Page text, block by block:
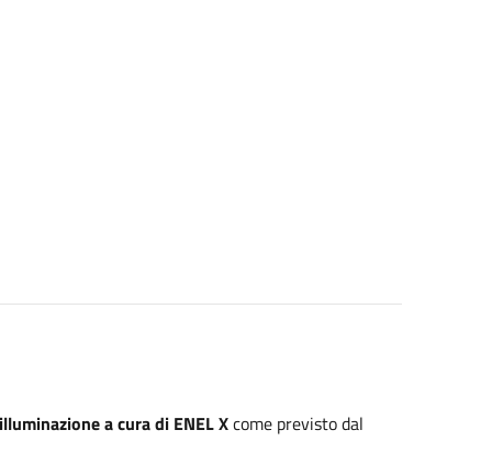
a cura di ENEL Xcome previsto dal